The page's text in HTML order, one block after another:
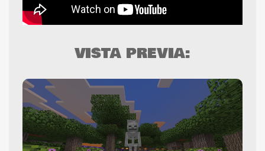
VISTA PREVIA: